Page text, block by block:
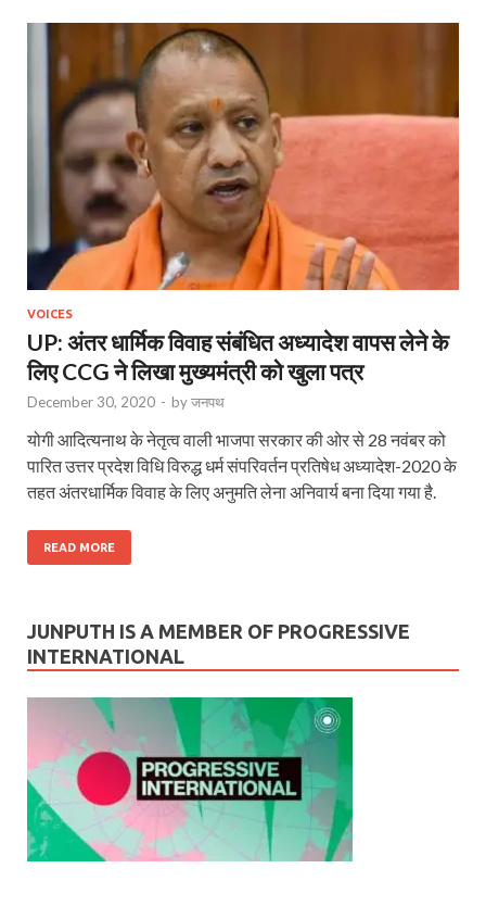
VOICES
UP: अंतर धार्मिक विवाह संबंधित अध्यादेश वापस लेने के
लिए CCG ने लिखा मुख्यमंत्री को खुला पत्र
December 30, 2020 - byजनपथ
योगी आदित्यनाथ के नेतृत्व वाली भाजपा सरकार की ओर से 28 नवंबर को
पारित उत्तर प्रदेश विधि विरुद्ध धर्म संपरिवर्तन प्रतिषेध अध्यादेश-2020 के
तहत अंतरधार्मिक विवाह के लिए अनुमति लेना अनिवार्य बना दिया गया है.
READ MORE
JUNPUTH IS A MEMBER OF PROGRESSIVE
INTERNATIONAL